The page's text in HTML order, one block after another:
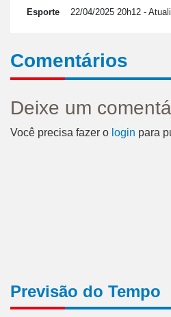
Esporte 22/04/2025 20h12 -
Comentários
Deixe um
Você precisa fazer o login para
Previsão do Tempo